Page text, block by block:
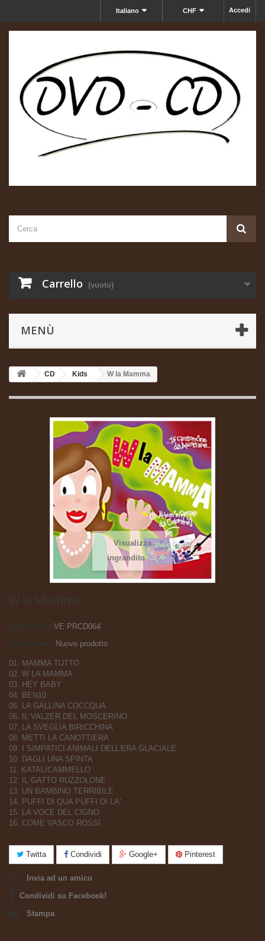
Accedi
CHF
Italiano
Carrello (vuoto)
MENÙ
CD Kids W la Mamma
Visualizza
ingrandito
W la Mamma
Riferimento
VE PRCD064
Nuovo prodotto
01. MAMMA TUTTO
02. W LA MAMMA
03. HEY BABY
04. BEN10
05. LA GALLINA COCCQUA
06. IL VALZER DEL MOSCERINO
07. LA SVEGLIA BIRICCHINA
08. METTI LA CANOTTIERA
09. I SIMPATICI ANIMALI DELL'ERA GLACIALE
10. DAGLI UNA SPINTA
11. KATALICAMMELLO
12. IL GATTO RUZZOLONE
13. UN BAMBINO TERRIBILE
14. PUFFI DI QUA PUFFI DI LA'
15. LA VOCE DEL CIGNO
16. COME VASCO ROSSI
Twitta Condividi Google+ Pinterest
Invia ad un amico
Condividi su Facebook!
Stampa